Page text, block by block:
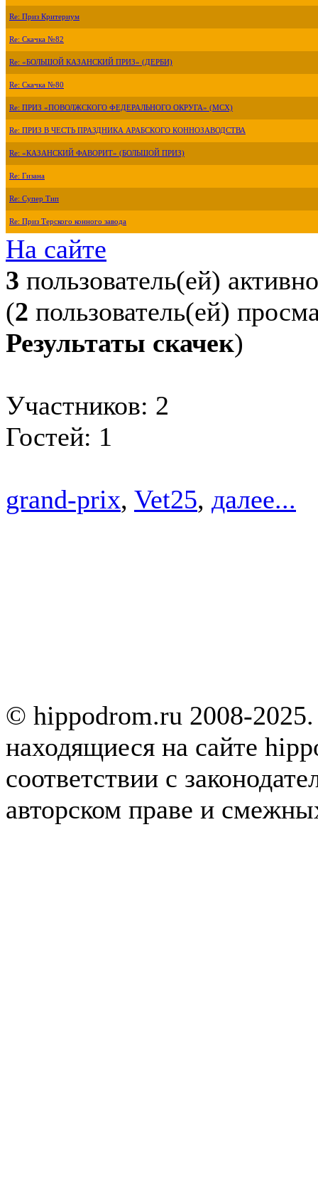
Re: Приз Критериум
Re: Скачка №82
Re: «БОЛЬШОЙ КАЗАНСКИЙ ПРИЗ» (ДЕРБИ)
Re: Скачка №80
Re: ПРИЗ «ПОВОЛЖСКОГО ФЕДЕРАЛЬНОГО ОКРУГА» (МСХ)
Re: ПРИЗ В ЧЕСТЬ ПРАЗДНИКА АРАБСКОГО КОННОЗАВОДСТВА
Re: «КАЗАНСКИЙ ФАВОРИТ» (БОЛЬШОЙ ПРИЗ)
Re: Гизана
Re: Супер Тип
Re: Приз Терского конного завода
На сайте
3 пользователь(ей) активно
(2 пользователь(ей)
Результаты скачек)
Участников: 2
Гостей: 1
grand-prix, Vet25, далее...
© hippodrom.ru 2008-
находящиеся на сайте
соответствии с
авторском праве и